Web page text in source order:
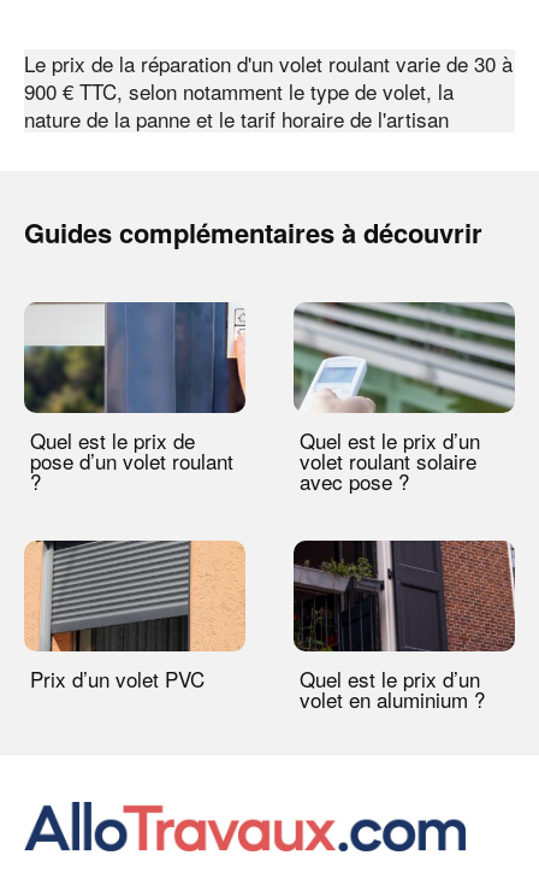
Le prix de la réparation d'un volet roulant varie de 30 à
900 € TTC, selon notamment le type de volet, la
nature de la panne et le tarif horaire de l'artisan
Guides complémentaires à découvrir
Quel est le prix de
pose d’un volet roulant
?
Quel est le prix d’un
volet roulant solaire
avec pose ?
Prix d’un volet PVC Quel est le prix d’un
volet en aluminium ?